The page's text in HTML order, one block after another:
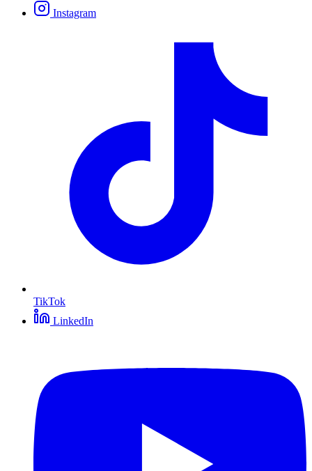
Instagram
TikTok
LinkedIn